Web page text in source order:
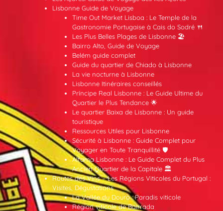
Lisbonne Guide de Voyage
Time Out Market Lisboa : Le Temple de la
Gastronomie Portugaise à Cais do Sodré 🍴
Les Plus Belles Plages de Lisbonne 🏖️
Bairro Alto, Guide de Voyage
Belém guide complet
Guide du quartier de Chiado à Lisbonne
La vie nocturne à Lisbonne
Lisbonne Itinéraires conseillés
Príncipe Real Lisbonne : Le Guide Ultime du
Quartier le Plus Tendance 🌟
Le quartier Baixa de Lisbonne : Un guide
touristique
Ressources Utiles pour Lisbonne
Sécurité à Lisbonne : Guide Complet pour
Voyager en Toute Tranquillité 🛡️
Alfama Lisbonne : Le Guide Complet du Plus
Ancien Quartier de la Capitale 🏛️
Routes des Vins – Les Régions Viticoles du Portugal :
Visites, Dégustations
La Vallée du Douro : Paradis viticole
Région viticole de Bairrada